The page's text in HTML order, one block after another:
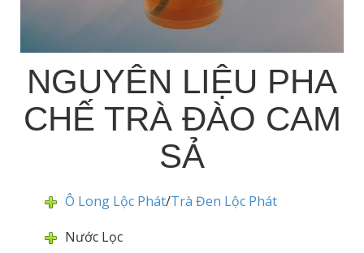
NGUYÊN LIỆU PHA
CHẾ TRÀ ĐÀO CAM
SẢ
Ô Long Lộc Phát/Trà Đen Lộc Phát
Nước Lọc